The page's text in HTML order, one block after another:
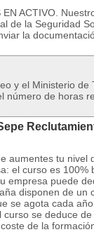
ACTIVO.
de la Seguridad
la
y el Ministerio de
número de horas
aumentes tu nivel
el curso es 100%
empresa puede
disponen de un
se agota cada
se deduce
de la